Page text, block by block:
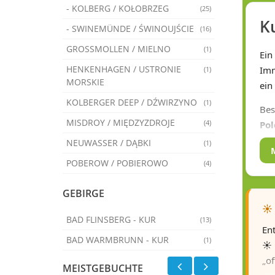
(25)
- KOLBERG / KOŁOBRZEG
(16)
- SWINEMÜNDE / ŚWINOUJŚCIE
(1)
GROSSMOLLEN / MIELNO
(1)
HENKENHAGEN / USTRONIE
MORSKIE
(1)
KOLBERGER DEEP / DŹWIRZYNO
(4)
MISDROY / MIĘDZYZDROJE
(1)
NEUWASSER / DĄBKI
(4)
POBEROW / POBIEROWO
GEBIRGE
(13)
BAD FLINSBERG - KUR
(1)
BAD WARMBRUNN - KUR
MEISTGEBUCHTE
Ein
ein
☀️
☀️